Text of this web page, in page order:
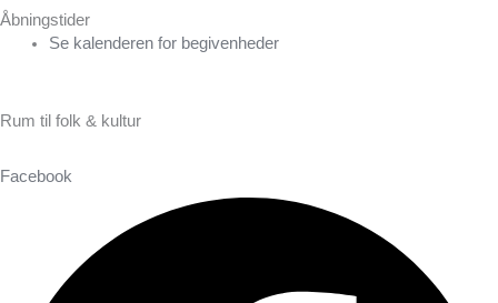
Åbningstider
Se kalenderen for begivenheder
Rum til folk & kultur
Facebook